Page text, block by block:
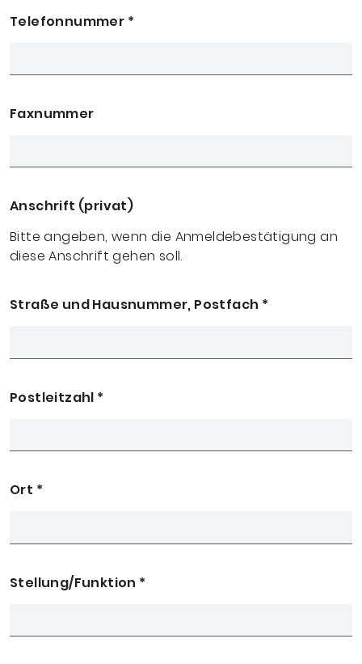
Telefonnummer *
Faxnummer
Anschrift (privat)
Bitte angeben, wenn die Anmeldebestätigung an
diese Anschrift gehen soll.
Straße und Hausnummer, Postfach *
Postleitzahl *
Ort *
Stellung/Funktion *